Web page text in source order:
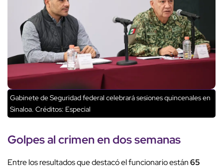
Gabinete de Seguridad federal celebrará sesiones quincenales en
Sinaloa. Créditos: Especial
Golpes al crimen en dos semanas
Entre los resultados que destacó el funcionario están65